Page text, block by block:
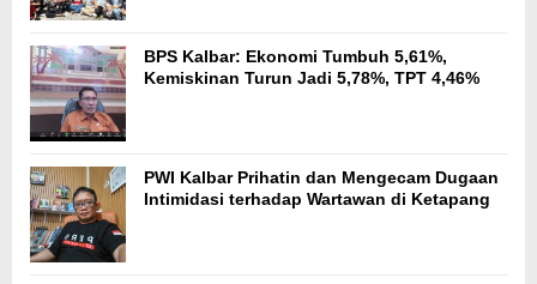
BPS Kalbar: Ekonomi Tumbuh 5,61%,
Kemiskinan Turun Jadi 5,78%, TPT 4,46%
PWI Kalbar Prihatin dan Mengecam Dugaan
Intimidasi terhadap Wartawan di Ketapang